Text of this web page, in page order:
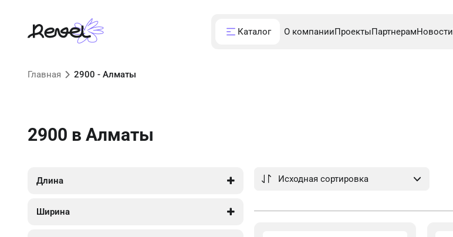
Каталог О компанииПроектыПартнерамНовости
Главная 2900 - Алматы
2900 в Алматы
Длина
Ширина